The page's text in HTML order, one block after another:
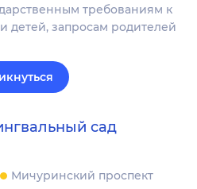
требованиям к
детей, запросам родителей
сад
Мичуринский проспект